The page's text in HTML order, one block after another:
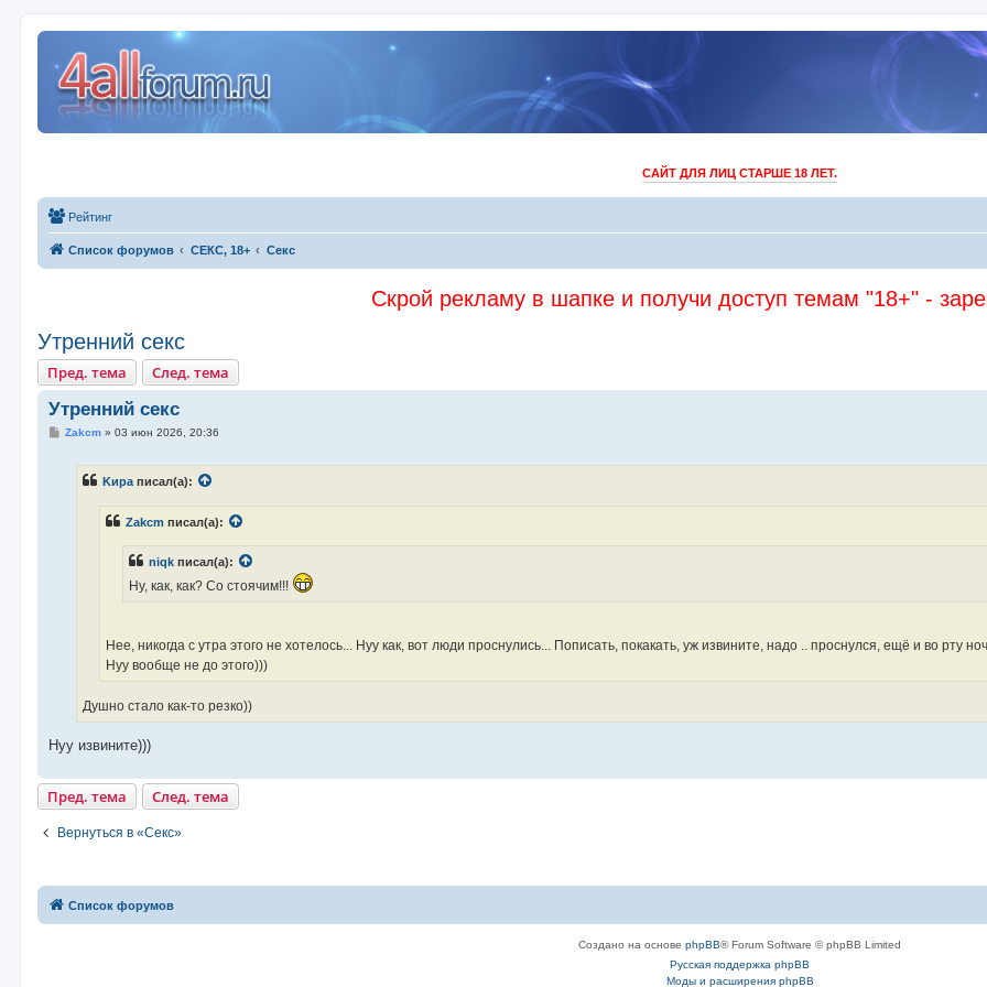
САЙТ ДЛЯ ЛИЦ СТАРШЕ 18 ЛЕТ.
Рейтинг
Список форумов СЕКС, 18+ Секс
Скрой рекламу в шапке и получи доступ темам "18+" -
Утренний секс
Пред. тема След. тема
Утренний секс
СZakcm »03 июн 2026, 20:36
Kиpaписал(а):
Zakcm писал(а):
niqkписал(а):
Ну, как, как? Со стоячим!!!
Нее, никогда с утра этого не хотелось... Нуу как, вот люди проснулись... Пописать, покакать, уж извините, надо .. проснулся, ещё и во рту
Нуу вообще не до этого)))
Душно стало как-то резко))
Нуу извините)))
Пред. тема След. тема
Вернуться в «Секс»
Список форумов
Создано на основеphpBB® Forum Software © phpBB Limited
Русская поддержка phpBB
Моды и расширения phpBB